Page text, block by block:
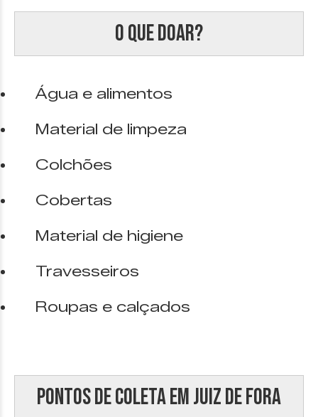
O que doar?
Água e alimentos
Material de limpeza
Colchões
Cobertas
Material de higiene
Travesseiros
Roupas e calçados
Pontos de coleta em Juiz de Fora